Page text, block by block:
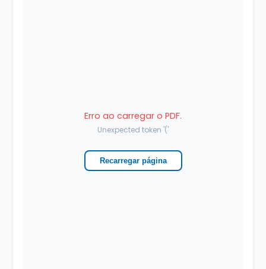
Erro ao carregar o PDF.
Unexpected token '('
Recarregar página